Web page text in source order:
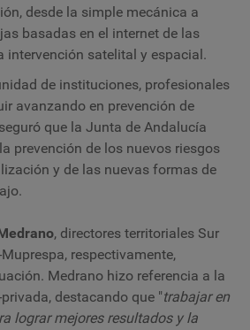
desde la simple mecánica a
basadas en el internet de las
intervención satelital y espacial.
de instituciones, profesionales
avanzando en prevención de
que la Junta de Andalucía
prevención de los nuevos riesgos
y de las nuevas formas de
, directores territoriales Sur
respectivamente,
Medrano hizo referencia a la
destacando que "trabajar en
lograr mejores resultados y la